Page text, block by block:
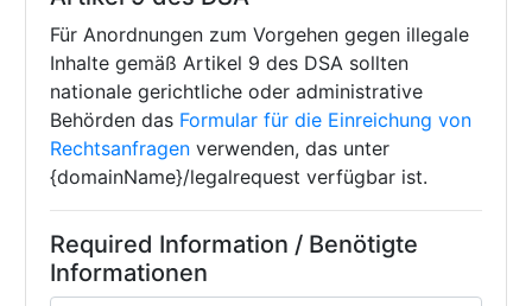
Für Anordnungen zum Vorgehen gegen illegale
Inhalte gemäß Artikel 9 des DSA sollten
nationale gerichtliche oder administrative
Behörden das Formular für die Einreichung von
Rechtsanfragen verwenden, das unter
{domainName}/legalrequest verfügbar ist.
Required Information / Benötigte
Informationen